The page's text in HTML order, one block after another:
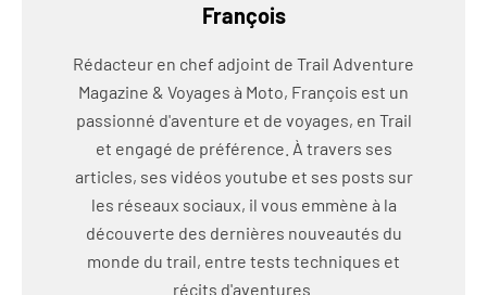
François
Rédacteur en chef adjoint de Trail Adventure
Magazine & Voyages à Moto, François est un
passionné d'aventure et de voyages, en Trail
et engagé de préférence. À travers ses
articles, ses vidéos youtube et ses posts sur
les réseaux sociaux, il vous emmène à la
découverte des dernières nouveautés du
monde du trail, entre tests techniques et
récits d'aventures.